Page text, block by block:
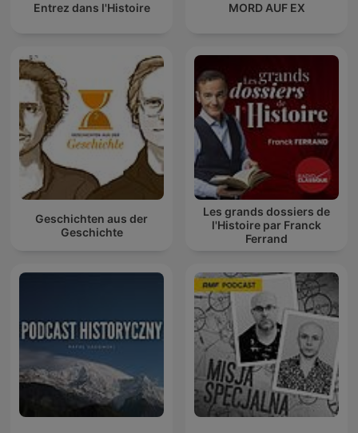
Entrez dans l'Histoire MORD AUF EX
Geschichten aus der
Geschichte
Les grands dossiers de
l'Histoire par Franck
Ferrand